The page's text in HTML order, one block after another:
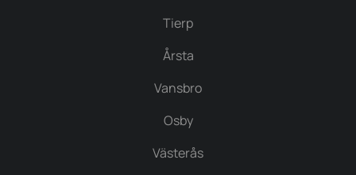
Tierp
Årsta
Vansbro
Osby
Västerås